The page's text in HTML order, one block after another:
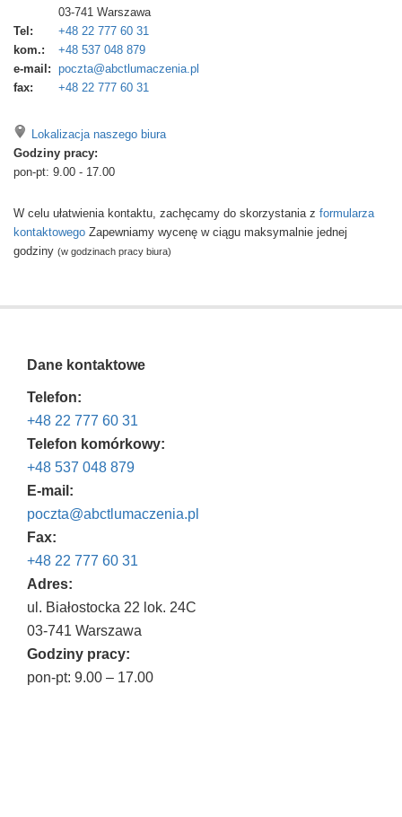
03-741 Warszawa
Tel:
+48 22 777 60 31
kom.:
+48 537 048 879
e-mail: poczta@abctlumaczenia.pl
fax:
+48 22 777 60 31
Lokalizacja naszego biura
Godziny pracy:
pon-pt: 9.00 - 17.00
W celu ułatwienia kontaktu, zachęcamy do skorzystania z formularza
kontaktowego Zapewniamy wycenę w ciągu maksymalnie jednej
godziny (w godzinach pracy biura)
Dane kontaktowe
Telefon:
+48 22 777 60 31
Telefon komórkowy:
+48 537 048 879
E-mail:
poczta@abctlumaczenia.pl
Fax:
+48 22 777 60 31
Adres:
ul. Białostocka 22 lok. 24C
03-741 Warszawa
Godziny pracy:
pon-pt: 9.00 – 17.00